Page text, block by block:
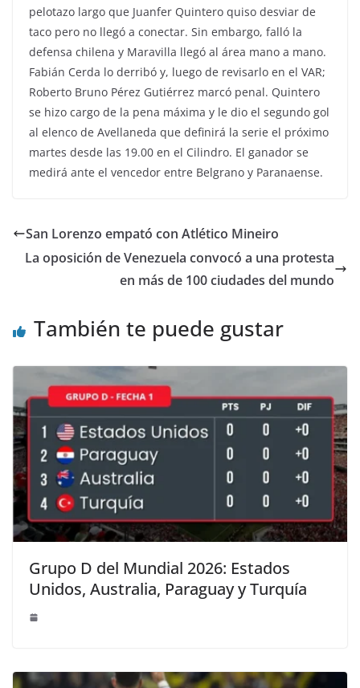
pelotazo largo que Juanfer Quintero quiso desviar de
taco pero no llegó a conectar. Sin embargo, falló la
defensa chilena y Maravilla llegó al área mano a mano.
Fabián Cerda lo derribó y, luego de revisarlo en el VAR;
Roberto Bruno Pérez Gutiérrez marcó penal. Quintero
se hizo cargo de la pena máxima y le dio el segundo gol
al elenco de Avellaneda que definirá la serie el próximo
martes desde las 19.00 en el Cilindro. El ganador se
medirá ante el vencedor entre Belgrano y Paranaense.
San Lorenzo empató con Atlético Mineiro
La oposición de Venezuela convocó a una protesta
en más de 100 ciudades del mundo
También te puede gustar
Grupo D del Mundial 2026: Estados
Unidos, Australia, Paraguay y Turquía